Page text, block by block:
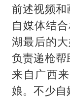
前述视频
自媒体结
湖最后的
负责递枪
来自广西
娘。不少自